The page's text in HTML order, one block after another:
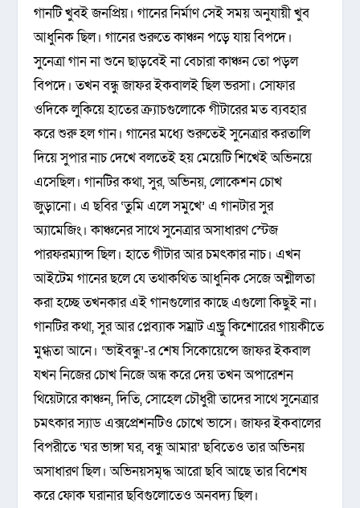
গানটি খুবই জনপ্রিয়। গানের নির্মাণ সেই সময় অনুযায়ী খুব
আধুনিক ছিল। গানের শুরুতে কাঞ্চন পড়ে যায় বিপদে।
সুনেত্রা গান না শুনে ছাড়বেই না বেচারা কাঞ্চন তো পড়ল
বিপদে। তখন বন্ধু জাফর ইকবালই ছিল ভরসা। সোফার
ওদিকে লুকিয়ে হাতের ক্র্যাচগুলোকে গীটারের মত ব্যবহার
করে শুরু হল গান। গানের মধ্যে শুরুতেই সুনেত্রার করতালি
দিয়ে সুপার নাচ দেখে বলতেই হয় মেয়েটি শিখেই অভিনয়ে
এসেছিল। গানটির কথা, সুর, অভিনয়, লোকেশন চোখ
জুড়ানো। এ ছবির ‘তুমি এলে সমুখে’ এ গানটার সুর
অ্যামেজিং। কাঞ্চনের সাথে সুনেত্রার অসাধারণ স্টেজ
পারফরম্যান্স ছিল। হাতে গীটার আর চমৎকার নাচ। এখন
আইটেম গানের ছলে যে তথাকথিত আধুনিক সেজে অশ্লীলতা
করা হচ্ছে তখনকার এই গানগুলোর কাছে এগুলো কিছুই না।
গানটির কথা, সুর আর প্লেব্যাক সম্রাট এন্ড্রু কিশোরের গায়কীতে
মুগ্ধতা আনে। ‘ভাইবন্ধু’-র শেষ সিকোয়েন্সে জাফর ইকবাল
যখন নিজের চোখ নিজে অন্ধ করে দেয় তখন অপারেশন
থিয়েটারে কাঞ্চন, দিতি, সোহেল চৌধুরী তাদের সাথে সুনেত্রার
চমৎকার স্যাড এক্সপ্রেশনটিও চোখে ভাসে। জাফর ইকবালের
বিপরীতে ‘ঘর ভাঙ্গা ঘর, বন্ধু আমার’ ছবিতেও তার অভিনয়
অসাধারণ ছিল। অভিনয়সমৃদ্ধ আরো ছবি আছে তার বিশেষ
করে ফোক ঘরানার ছবিগুলোতেও অনবদ্য ছিল।